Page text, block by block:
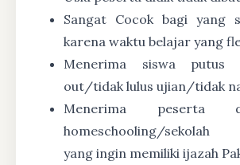
Sangat Cocok bagi yang
karena waktu belajar yang
Menerima siswa putus
out/tidak lulus ujian/tidak
Menerima peserta
homeschooling/sekolah
yang ingin memiliki ijazah